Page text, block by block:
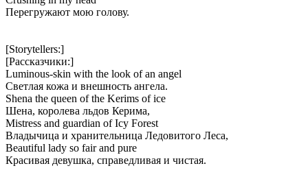
Перегружают мою голову.
[Storytellers:]
[Рассказчики:]
Luminous-skin with the look of an angel
Светлая кожа и внешность ангела.
Shena the queen of the Kerims of ice
Шена, королева льдов Керима,
Mistress and guardian of Icy Forest
Владычица и хранительница Ледовитого Леса,
Beautiful lady so fair and pure
Красивая девушка, справедливая и чистая.